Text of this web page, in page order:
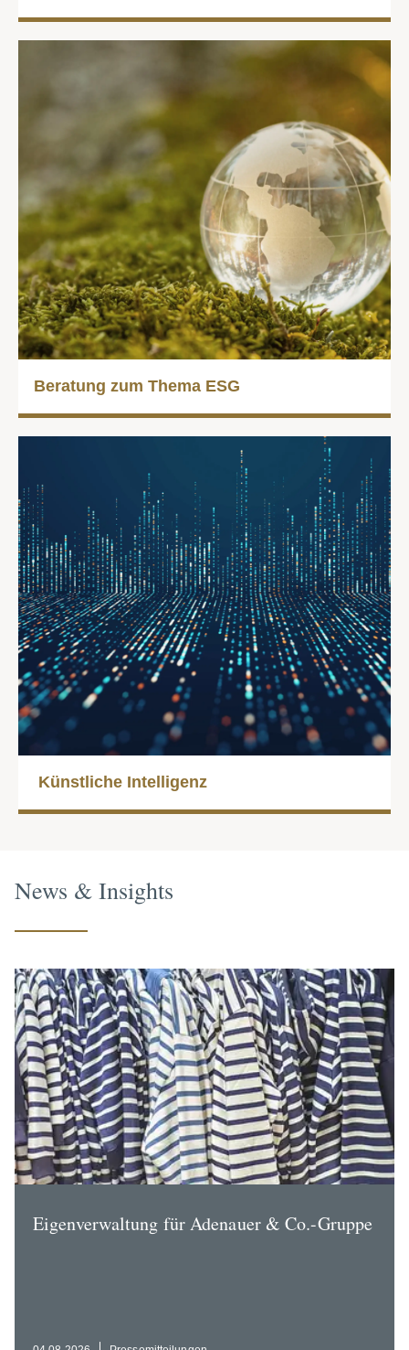
Beratung zum Thema ESG
Künst­liche Intel­ligenz
News & Insights
Eigen­ver­waltung für Adenauer & Co.-Gruppe